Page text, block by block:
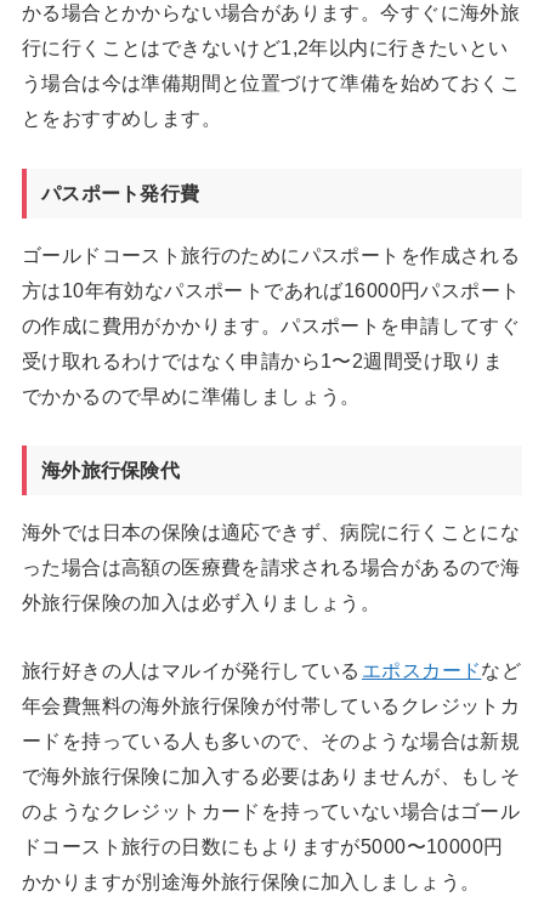
かる場合とかからない場合があります。今すぐに海外旅
行に行くことはできないけど1,2年以内に行きたいとい
う場合は今は準備期間と位置づけて準備を始めておくこ
とをおすすめします。
パスポート発行費
ゴールドコースト旅行のためにパスポートを作成される
方は10年有効なパスポートであれば16000円パスポート
の作成に費用がかかります。パスポートを申請してすぐ
受け取れるわけではなく申請から1〜2週間受け取りま
でかかるので早めに準備しましょう。
海外旅行保険代
海外では日本の保険は適応できず、病院に行くことにな
った場合は高額の医療費を請求される場合があるので海
外旅行保険の加入は必ず入りましょう。
旅行好きの人はマルイが発行している エポスカードなど
年会費無料の海外旅行保険が付帯しているクレジットカ
ードを持っている人も多いので、そのような場合は新規
で海外旅行保険に加入する必要はありませんが、もしそ
のようなクレジットカードを持っていない場合はゴール
ドコースト旅行の日数にもよりますが5000〜10000円
かかりますが別途海外旅行保険に加入しましょう。